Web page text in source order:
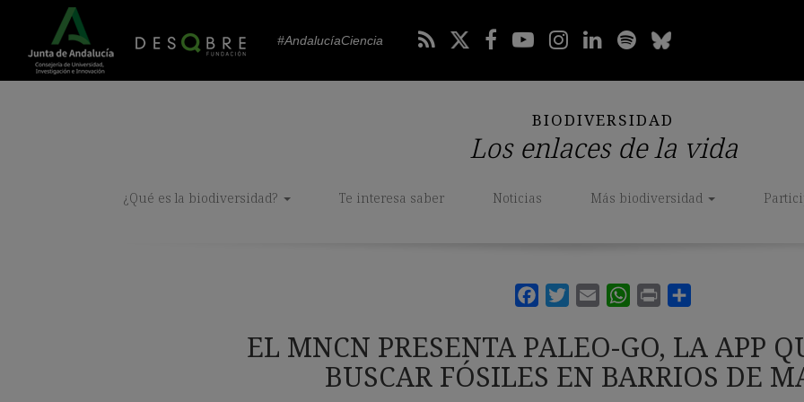
#AndalucíaCiencia
BIODIVERSIDAD
Los enlaces de la vida
¿Qué es la biodiversidad? Te interesa saber Noticias Más biodiversidad
EL MNCN PRESENTA PALEO-GO, LA APP
BUSCAR FÓSILES EN BARRIOS DE